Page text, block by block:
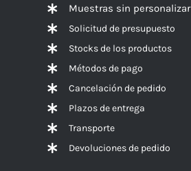
Muestras sin personalizar
Solicitud de presupuesto
Stocks de los productos
Métodos de pago
Cancelación de pedido
Plazos de entrega
Transporte
Devoluciones de pedido